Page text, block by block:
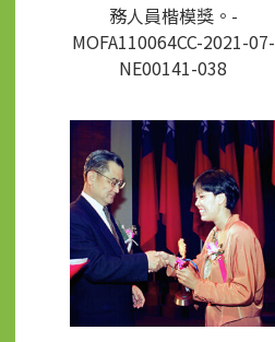
務人員楷模獎。-
MOFA110064CC-2021-07-
NE00141-038